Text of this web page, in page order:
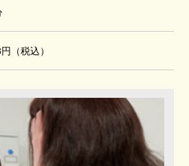
（税込）